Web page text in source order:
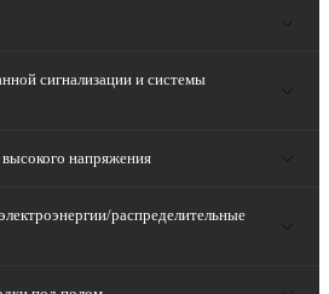
сигнализации и системы
напряжения
распределительные